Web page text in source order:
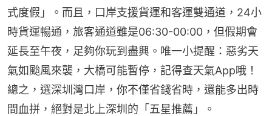
式度假」。而且，口岸支援貨運和客運雙通道，24小
時貨運暢通，旅客通道雖是06:30-00:00，但假期會
延長至午夜，足夠你玩到盡興。唯一小提醒：惡劣天
氣如颱風來襲，大橋可能暫停，記得查天氣App哦！
總之，選深圳灣口岸，你不僅省錢省時，還能多出時
間血拼，絕對是北上深圳的「五星推薦」。